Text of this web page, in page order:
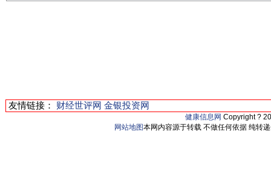
友情链接： 财经世评网 金银投资网
健康信息网 Copyright ?
网站地图本网内容源于转载 不做任何依据 纯转